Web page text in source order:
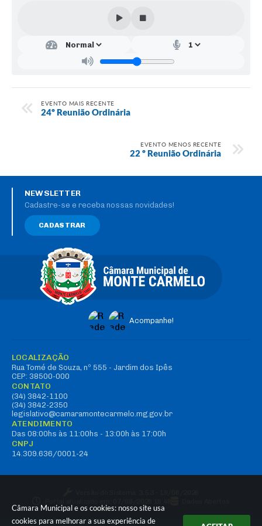
Câmara Municipal e os cookies: nosso site usa
cookies para melhorar a sua experiência de
EVENTO MAIS RECENTE
24º Reunião Ordinária
EVENTO MENOS RECENTE
22 º Reunião Ordinária
Acompanhe!
NEWSLETTER
Cadastre-se e receba nossas novidades!
CADASTRAR
LOCALIZAÇÃO
Rua Tomé de Souza, nº 555 - Jardim dos Ipês
CEP: 38500-000
CONTATO
(34) 3842-1100
(34) 3842-2350
legislativo@camaramontecarmelo.mg.gov.br
ATENDIMENTO
Das 08:00hs às 11:00hs - 13:00h às 17:00h
CNPJ
14.309.636/0001-24